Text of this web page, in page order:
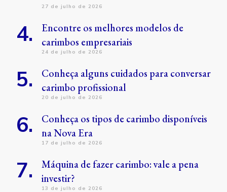
27 de julho de 2026
Encontre os melhores modelos de
carimbos empresariais
24 de julho de 2026
Conheça alguns cuidados para conversar
carimbo profissional
20 de julho de 2026
Conheça os tipos de carimbo disponíveis
na Nova Era
17 de julho de 2026
Máquina de fazer carimbo: vale a pena
investir?
13 de julho de 2026